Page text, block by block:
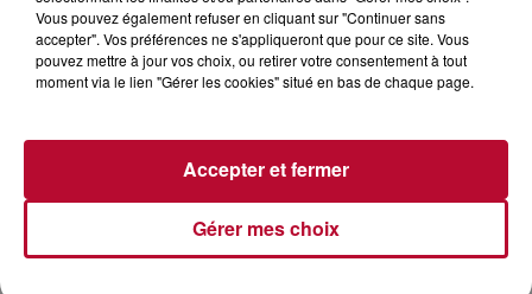
complexes pour observer la vie sous-marine. Cet été, un
masque, un tuba et une paire de palmes...
Vous pouvez également refuser en cliquant sur "Continuer sans
accepter". Vos préférences ne s'appliqueront que pour ce site. Vous
pouvez mettre à jour vos choix, ou retirer votre consentement à tout
moment via le lien "Gérer les cookies" situé en bas de chaque page.
Gérer mes choix
Accepter et fermer